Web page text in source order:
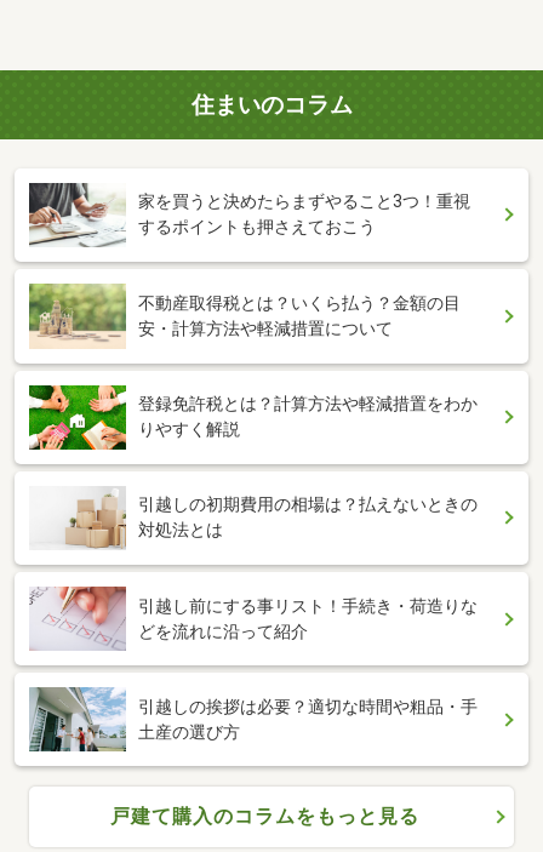
住まいのコラム
家を買うと決めたらまずやること3つ！重視
するポイントも押さえておこう
不動産取得税とは？いくら払う？金額の目
安・計算方法や軽減措置について
登録免許税とは？計算方法や軽減措置をわか
りやすく解説
引越しの初期費用の相場は？払えないときの
対処法とは
引越し前にする事リスト！手続き・荷造りな
どを流れに沿って紹介
引越しの挨拶は必要？適切な時間や粗品・手
土産の選び方
戸建て購入のコラムをもっと見る